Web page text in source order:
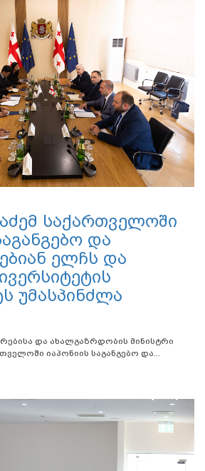
საქართველოში
და
ელჩს და
უმასპინძლა
და ახალგაზრდობის მინისტრი
იაპონიის საგანგებო და...